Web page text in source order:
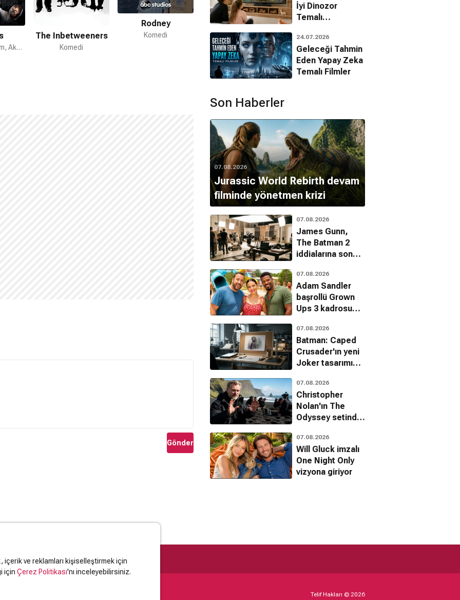
Bilim Kurgu, Dram, Aksiyon
The Inbetweeners
Komedi
Rodney
Komedi Skins
Dram, Komedi
The Sarah Jane
Adventures
Aksiyon, Dram, Bilim Kurgu
Gönder
İyi Dinozor
Temalı
Filmleri
24.07.2026
Geleceği Tahmin
Eden Yapay Zeka
Temalı Filmler
Son Haberler
07.08.2026
Jurassic World Rebirth devam
filminde yönetmen krizi
07.08.2026
James Gunn,
The Batman 2
iddialarına son
07.08.2026
Adam Sandler
başrollü Grown
Ups 3 kadrosu
07.08.2026
Batman: Caped
Crusader'ın yeni
Joker tasarımı
07.08.2026
Christopher
Nolan'ın The
Odyssey setinde
canlı kuma
gömüldü
07.08.2026
Will Gluck imzalı
One Night Only
vizyona giriyor
içerik ve reklamları kişiselleştirmek için
için Çerez Politikası'nı inceleyebilirsiniz.
Telif Hakları © 2026